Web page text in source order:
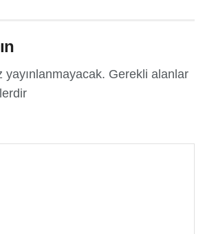
yayınlanmayacak. Gerekli alanlar